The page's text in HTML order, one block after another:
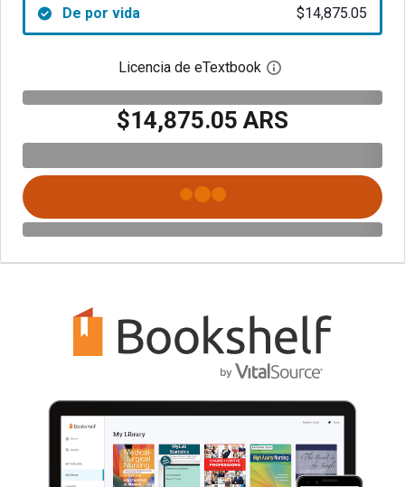
De por vida $14,875.05
Licencia de eTextbook Abre el cuadro de
$14,875.05 ARS